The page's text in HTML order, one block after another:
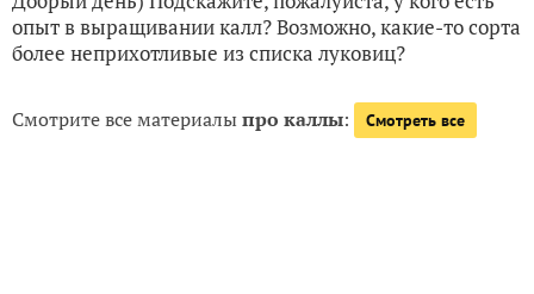
опыт в выращивании калл? Возможно, какие-то сорта
более неприхотливые из списка луковиц?
Смотрите все материалыпро каллы: Смотреть все